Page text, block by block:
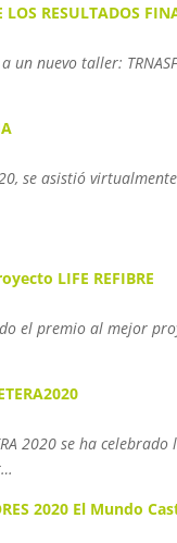
RESULTADOS
un nuevo taller:
se asistió
LIFE REFIBRE
el premio al mejor
2020 se ha
2020 El Mundo